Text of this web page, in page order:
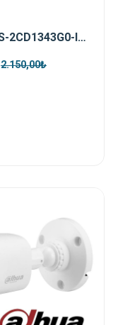
Hikvision DS-2CD1343G0-IUF 4mp 2.8mm Ip Kamera
2.150,00₺